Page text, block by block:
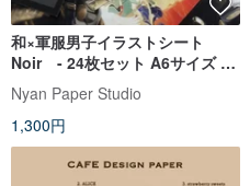
和×軍服男子イラストシート
Noir - 24枚セット A6サイズ 印
刷所仕上げ おすそ分けファイル
コレクション向け 非粘着
Nyan Paper Studio
1,300円